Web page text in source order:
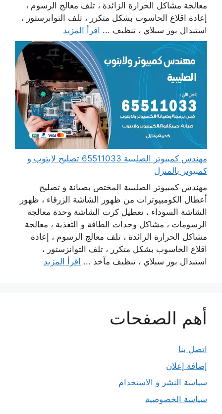
معالجة مشاكل الحرارة الزائدة ، تلف معالج الرسوم ،
إعادة اقلاع الحاسوب بشكل متكرر ، تلف التوانزستور ،
استبدال بور سبلاي ، تنظيف ... اقرأ المزيد
مهندس كمبيوتر الصليبية 65511033 تصليح لابتوب و
كمبيوتر بالمنزل
مهندس كمبيوتر الصليبية المختص بصيانة و تصليح
أعطال الكومبيوترات من ظهور الشاشة الزرقاء ، ظهور
الشاشة السوداء ، تعطيل كرت الشاشة وحدة معالجة
الرسومات ، مشاكل وحدات الطاقة و التغذية ، معالجة
مشاكل الحرارة الزائدة ، تلف معالج الرسوم ، إعادة
اقلاع الحاسوب بشكل متكرر ، تلف التوانزستور ،
استبدال بور سبلاي ، تنظيف مآخذ ... اقرأ المزيد
أهم الصفحات
اتصل بنا
إضافة إعلان
سياسة النشر و الاستخدام
سياسة الخصوصية